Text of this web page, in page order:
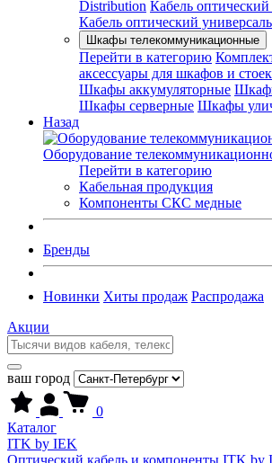
Distribution Кабель
Кабель оптический
Шкафы телекоммуникационные
Перейти в категорию
аксессуары для шкафов и стоек
Шкафы аккумуляторные
Шкафы серверные Шкафы
Назад
Оборудование
Перейти в категорию
Кабельная продукция
Компоненты СКС медные
Бренды
Новинки Хиты продаж Распродажа
Акции
ваш город
0
Каталог
ITK by IEK
Оптический кабель и компоненты ITK by